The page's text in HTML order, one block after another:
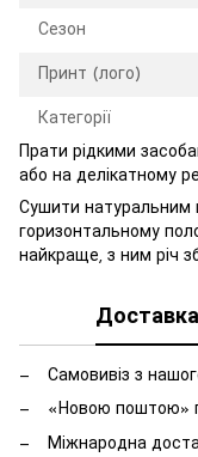
Сезон
Принт (лого)
Категорії
Прати рідкими
або на делікатному
Сушити
горизонтальному
найкраще, з ним річ
Доставка
Самовивіз з
«Новою поштою»
Міжнародна